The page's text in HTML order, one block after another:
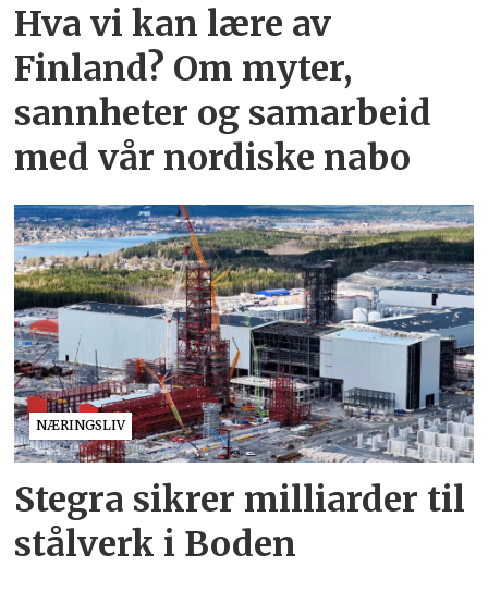
Hva vi kan lære av
Finland? Om myter,
sannheter og samarbeid
med vår nordiske nabo
NÆRINGSLIV
Stegra sikrer milliarder til
stålverk i Boden